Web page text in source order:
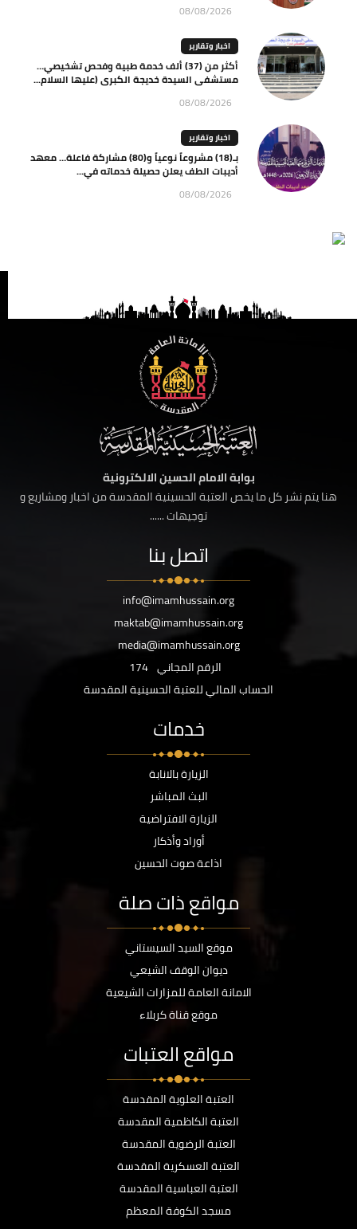
08/08/2026
اخبار وتقارير
أكثر من (37) ألف خدمة طبية وفحص تشخيصي…
مستشفى السيدة خديجة الكبرى (عليها السلام...
08/08/2026
اخبار وتقارير
بـ(18) مشروعاً نوعياً و(80) مشاركة فاعلة… معهد
أديبات الطف يعلن حصيلة خدماته في...
08/08/2026
بوابة الامام الحسين الالكترونية
هنا يتم نشر كل ما يخص العتبة الحسينية المقدسة من اخبار ومشاريع و
توجيهات ......
اتصل بنا
info@imamhussain.org
maktab@imamhussain.org
media@imamhussain.org
الرقم المجاني 174
الحساب المالي للعتبة الحسينية المقدسة
خدمات
الزيارة بالانابة
البث المباشر
الزيارة الافتراضية
أوراد وأذكار
اذاعة صوت الحسين
مواقع ذات صلة
موقع السيد السيستاني
ديوان الوقف الشيعي
الامانة العامة للمزارات الشيعية
موقع قناة كربلاء
مواقع العتبات
العتبة العلوية المقدسة
العتبة الكاظمية المقدسة
العتبة الرضوية المقدسة
العتبة العسكرية المقدسة
العتبة العباسية المقدسة
مسجد الكوفة المعظم